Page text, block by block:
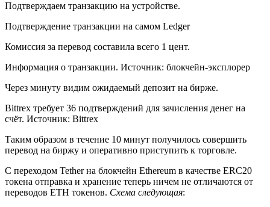
Подтверждаем транзакцию на устройстве.
Подтверждение транзакции на самом Ledger
Комиссия за перевод составила всего 1 цент.
Информация о транзакции. Источник: блокчейн-эксплорер
Через минуту видим ожидаемый депозит на бирже.
Bittrex требует 36 подтверждений для зачисления денег на
счёт. Источник: Bittrex
Таким образом в течение 10 минут получилось совершить
перевод на биржу и оперативно приступить к торговле.
C переходом Tether на блокчейн Ethereum в качестве ERC20
токена отправка и хранение теперь ничем не отличаются от
переводов ETH токенов. Схема следующая: